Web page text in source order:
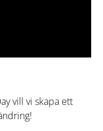
vill vi skapa ett